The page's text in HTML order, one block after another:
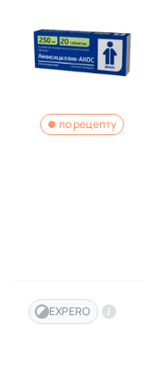
по рецепту
EXPERO